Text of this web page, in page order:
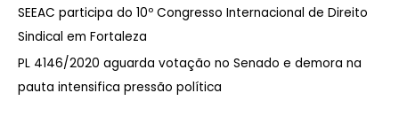
p
o
r
:
SEEAC participa do 10º Congresso Internacional de Direito
Sindical em Fortaleza
PL 4146/2020 aguarda votação no Senado e demora na
pauta intensifica pressão política